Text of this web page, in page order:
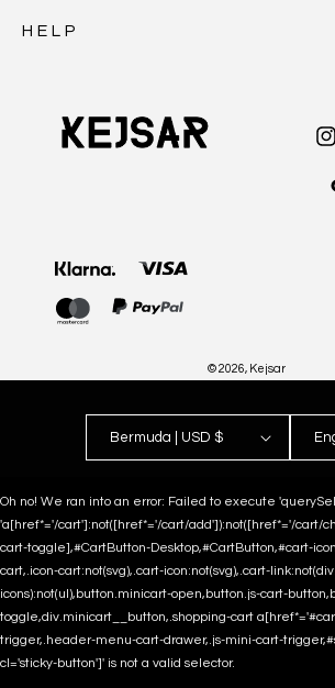
HELP
methods
© 2026, Kejsar
Bermuda | USD $
Oh no! We ran into an error: Failed to execute
'a[href*='/cart']:not([href*='/cart/add']):not([href*='/cart/
cart-toggle],#CartButton-Desktop,#CartButton,#cart-
cart,.icon-cart:not(svg),.cart-icon:not(svg),.cart-
icons):not(ul),button.minicart-open,button.js-cart-
toggle,div.minicart__button,.shopping-cart
trigger,.header-menu-cart-drawer,.js-mini-cart-
cl='sticky-button']' is not a valid selector.